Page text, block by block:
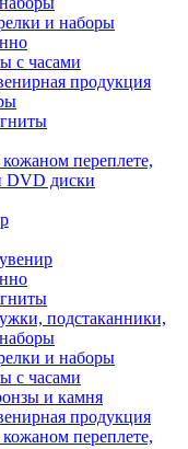
и наборы
с часами
продукция
переплете,
DVD диски
подстаканники,
и наборы
с часами
и камня
продукция
переплете,